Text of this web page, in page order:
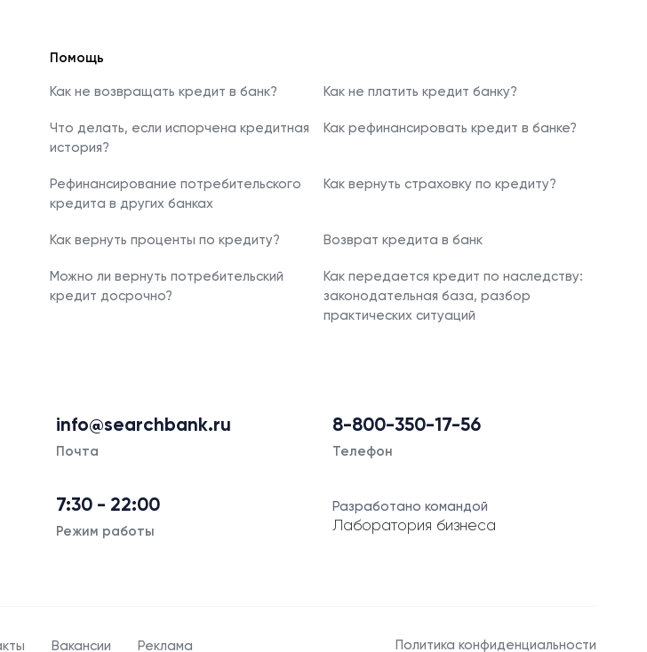
Помощь
Как не возвращать кредит в банк? Как не платить кредит банку?
Что делать, если испорчена кредитная
история?
Как рефинансировать кредит в банке?
Рефинансирование потребительского
кредита в других банках
Как вернуть страховку по кредиту?
Как вернуть проценты по кредиту? Возврат кредита в банк
Можно ли вернуть потребительский
кредит досрочно?
Как передается кредит по наследству:
законодательная база, разбор
практических ситуаций
info@searchbank.ru
Почта
8-800-350-17-56
Телефон
7:30 - 22:00
Режим работы
Разработано командой
Лаборатория бизнеса
Вакансии Реклама Политика конфиденциальности